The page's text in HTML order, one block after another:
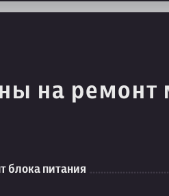
на ремонт
блока питания